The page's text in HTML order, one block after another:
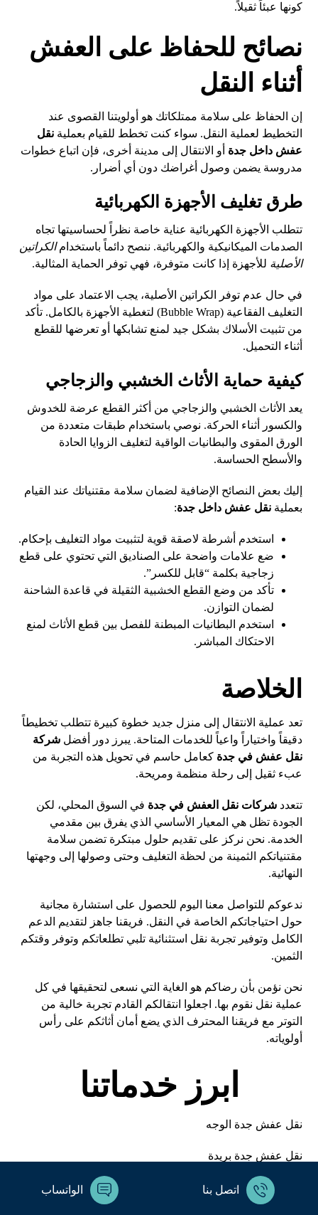
كونها عبئاً ثقيلاً.
نصائح للحفاظ على العفش
أثناء النقل
إن الحفاظ على سلامة ممتلكاتك هو أولويتنا القصوى عند
التخطيط لعملية النقل. سواء كنت تخطط للقيام بعمليةنقل
عفش داخل جدة أو الانتقال إلى مدينة أخرى، فإن اتباع خطوات
مدروسة يضمن وصول أغراضك دون أي أضرار.
طرق تغليف الأجهزة الكهربائية
تتطلب الأجهزة الكهربائية عناية خاصة نظراً لحساسيتها تجاه
الصدمات الميكانيكية والكهربائية. ننصح دائماً باستخدامالكراتين
الأصلية للأجهزة إذا كانت متوفرة، فهي توفر الحماية المثالية.
في حال عدم توفر الكراتين الأصلية، يجب الاعتماد على مواد
التغليف الفقاعية (Bubble Wrap) لتغطية الأجهزة بالكامل. تأكد
من تثبيت الأسلاك بشكل جيد لمنع تشابكها أو تعرضها للقطع
أثناء التحميل.
كيفية حماية الأثاث الخشبي والزجاجي
يعد الأثاث الخشبي والزجاجي من أكثر القطع عرضة للخدوش
والكسور أثناء الحركة. نوصي باستخدام طبقات متعددة من
الورق المقوى والبطانيات الواقية لتغليف الزوايا الحادة
والأسطح الحساسة.
إليك بعض النصائح الإضافية لضمان سلامة مقتنياتك عند القيام
بعمليةنقل عفش داخل جدة:
استخدم أشرطة لاصقة قوية لتثبيت مواد التغليف بإحكام.
ضع علامات واضحة على الصناديق التي تحتوي على قطع
زجاجية بكلمة “قابل للكسر”.
تأكد من وضع القطع الخشبية الثقيلة في قاعدة الشاحنة
لضمان التوازن.
استخدم البطانيات المبطنة للفصل بين قطع الأثاث لمنع
الاحتكاك المباشر.
الخلاصة
تعد عملية الانتقال إلى منزل جديد خطوة كبيرة تتطلب تخطيطاً
دقيقاً واختياراً واعياً للخدمات المتاحة. يبرز دور أفضلشركة
نقل عفش في جدة كعامل حاسم في تحويل هذه التجربة من
عبء ثقيل إلى رحلة منظمة ومريحة.
تتعددشركات نقل العفش في جدة في السوق المحلي، لكن
الجودة تظل هي المعيار الأساسي الذي يفرق بين مقدمي
الخدمة. نحن نركز على تقديم حلول مبتكرة تضمن سلامة
مقتنياتكم الثمينة من لحظة التغليف وحتى وصولها إلى وجهتها
النهائية.
ندعوكم للتواصل معنا اليوم للحصول على استشارة مجانية
حول احتياجاتكم
الخاصة في النقل. فريقنا جاهز لتقديم الدعم
الكامل وتوفير تجربة نقل استثنائية تلبي تطلعاتكم وتوفر وقتكم
الثمين.
نحن نؤمن بأن رضاكم هو الغاية التي نسعى لتحقيقها في كل
عملية نقل نقوم بها. اجعلوا انتقالكم القادم تجربة خالية من
التوتر مع فريقنا المحترف الذي يضع أمان أثاثكم على رأس
أولوياته.
ابرز خدماتنا
نقل عفش جدة الوجه
نقل عفش جدة بريدة
نقل عفش جدة بقيق
اتصل بنا الواتساب